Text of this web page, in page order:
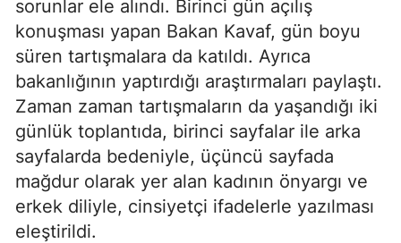
sorunlar ele alındı. Birinci gün açılış
konuşması yapan Bakan Kavaf, gün boyu
süren tartışmalara da katıldı. Ayrıca
bakanlığının yaptırdığı araştırmaları paylaştı.
Zaman zaman tartışmaların da yaşandığı iki
günlük toplantıda, birinci sayfalar ile arka
sayfalarda bedeniyle, üçüncü sayfada
mağdur olarak yer alan kadının önyargı ve
erkek diliyle, cinsiyetçi ifadelerle yazılması
eleştirildi.